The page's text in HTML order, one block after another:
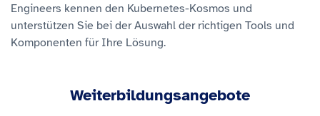
Engineers kennen den Kubernetes-Kosmos und
unterstützen Sie bei der Auswahl der richtigen Tools und
Komponenten für Ihre Lösung.
Weiterbildungsangebote